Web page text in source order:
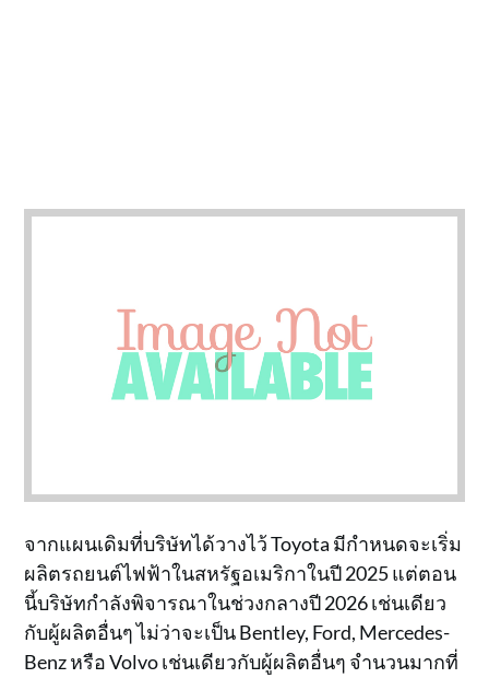
จากแผนเดิมที่บริษัทได้วางไว้ Toyota มีกำหนดจะเริ่ม
ผลิตรถยนต์ไฟฟ้าในสหรัฐอเมริกาในปี 2025 แต่ตอน
นี้บริษัทกำลังพิจารณาในช่วงกลางปี ​​2026 เช่นเดียว
กับผู้ผลิตอื่นๆ ไม่ว่าจะเป็น Bentley, Ford, Mercedes-
Benz หรือ Volvo เช่นเดียวกับผู้ผลิตอื่นๆ จำนวนมากที่